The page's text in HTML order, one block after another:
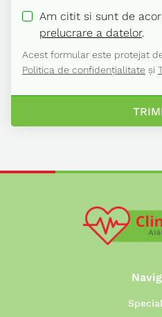
Am citit si sunt de
prelucrare a datelor.
Acest formular este protejat
Politica de confidențialitate și